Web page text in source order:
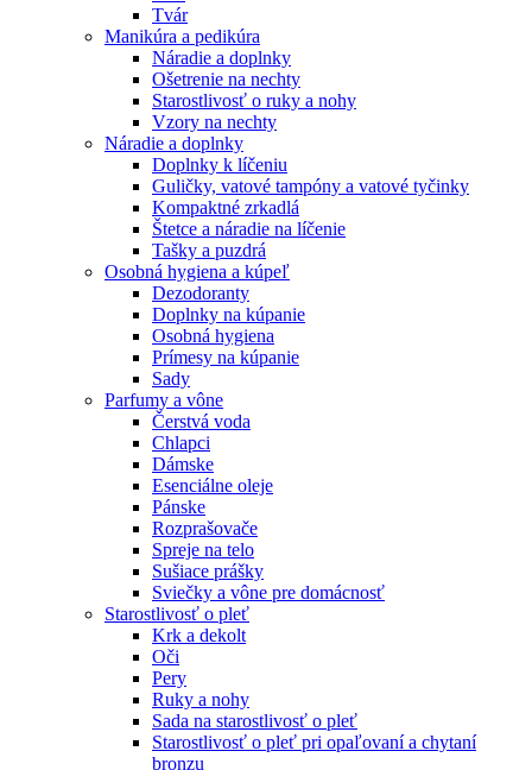
Tvár
Manikúra a pedikúra
Náradie a doplnky
Ošetrenie na nechty
Starostlivosť o ruky a nohy
Vzory na nechty
Náradie a doplnky
Doplnky k líčeniu
Guličky, vatové tampóny a vatové tyčinky
Kompaktné zrkadlá
Štetce a náradie na líčenie
Tašky a puzdrá
Osobná hygiena a kúpeľ
Dezodoranty
Doplnky na kúpanie
Osobná hygiena
Prímesy na kúpanie
Sady
Parfumy a vône
Čerstvá voda
Chlapci
Dámske
Esenciálne oleje
Pánske
Rozprašovače
Spreje na telo
Sušiace prášky
Sviečky a vône pre domácnosť
Starostlivosť o pleť
Krk a dekolt
Oči
Pery
Ruky a nohy
Sada na starostlivosť o pleť
Starostlivosť o pleť pri opaľovaní a chytaní
bronzu